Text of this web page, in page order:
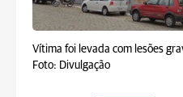
Vítima foi levada com lesões
Foto: Divulgação